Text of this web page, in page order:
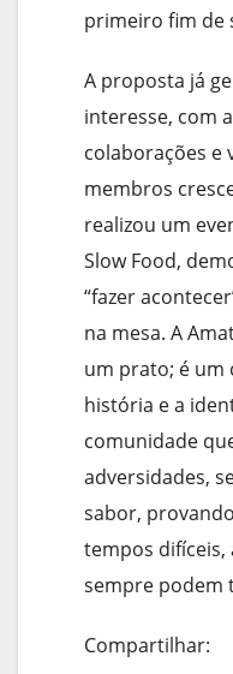
primeiro fim de
A proposta já
interesse, com
colaborações e
membros
realizou um
Slow Food,
“fazer
na mesa. A
um prato; é um
história e a
comunidade
adversidades,
sabor,
tempos difíceis,
sempre podem
Compartilhar: